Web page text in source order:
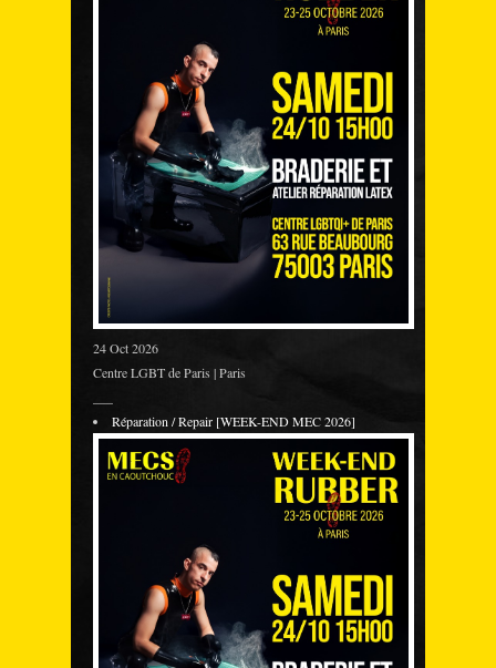
24 Oct 2026
Centre LGBT de Paris | Paris
Réparation / Repair [WEEK-END MEC 2026]